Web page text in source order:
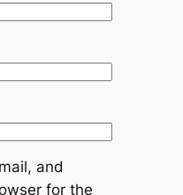
and
for the